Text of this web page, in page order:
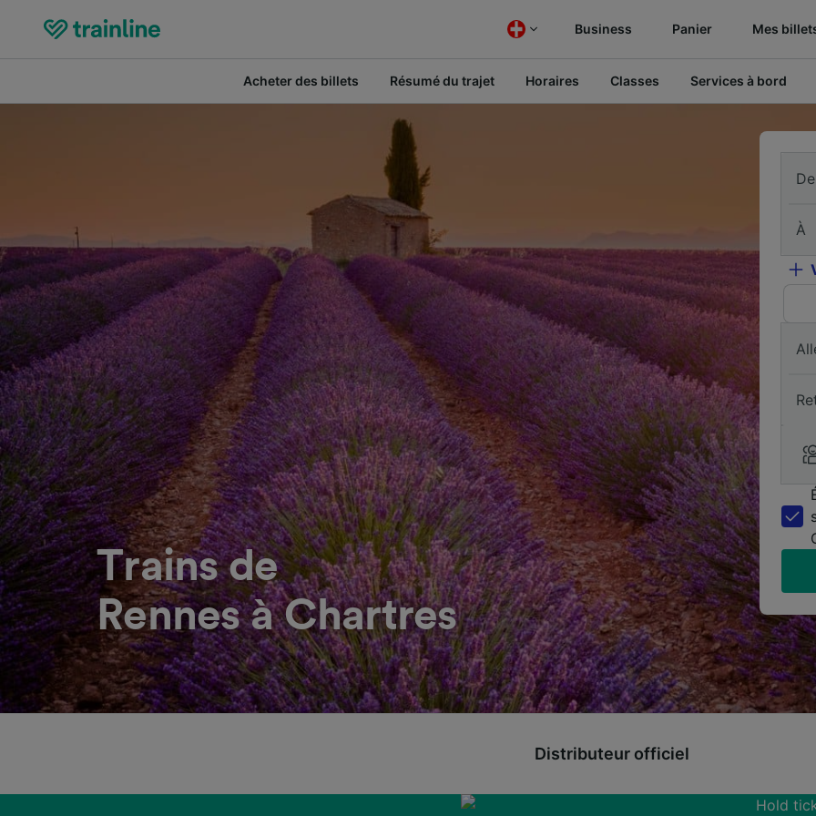
Business Panier Mes
Acheter des billets Résumé du trajet Horaires Classes Services à bord
Trains de
Rennes à Chartres
De
À
Distributeur officiel